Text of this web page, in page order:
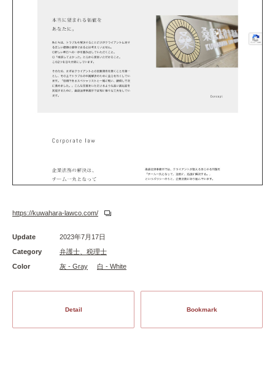
https://kuwahara-lawco.com/
Update
2023年7月17日
Category
弁護士、税理士
Color
灰 - Gray 白 - White
Detail Bookmark